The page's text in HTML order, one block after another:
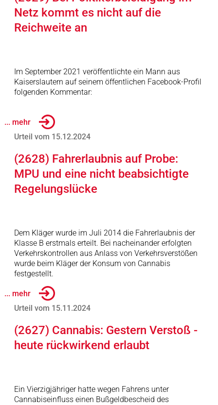
Netz kommt es nicht auf die
Reichweite an
Im September 2021 veröffentlichte ein Mann aus
Kaiserslautern auf seinem öffentlichen Facebook-Profil
folgenden Kommentar:
... mehr
Urteil vom 15.12.2024
(2628) Fahrerlaubnis auf Probe:
MPU und eine nicht beabsichtigte
Regelungslücke
Dem Kläger wurde im Juli 2014 die Fahrerlaubnis der
Klasse B erstmals erteilt. Bei nacheinander erfolgten
Verkehrskontrollen aus Anlass von Verkehrsverstößen
wurde beim Kläger der Konsum von Cannabis
festgestellt.
... mehr
Urteil vom 15.11.2024
(2627) Cannabis: Gestern Verstoß -
heute rückwirkend erlaubt
Ein Vierzigjähriger hatte wegen Fahrens unter
Cannabiseinfluss einen Bußgeldbescheid des